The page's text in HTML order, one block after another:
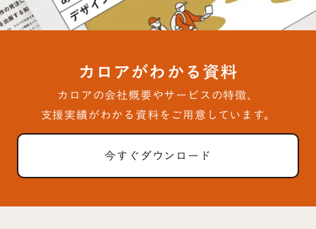
カロアがわかる資料
カロアの会社概要やサービスの特徴、
支援実績がわかる資料をご用意しています。
今すぐダウンロード